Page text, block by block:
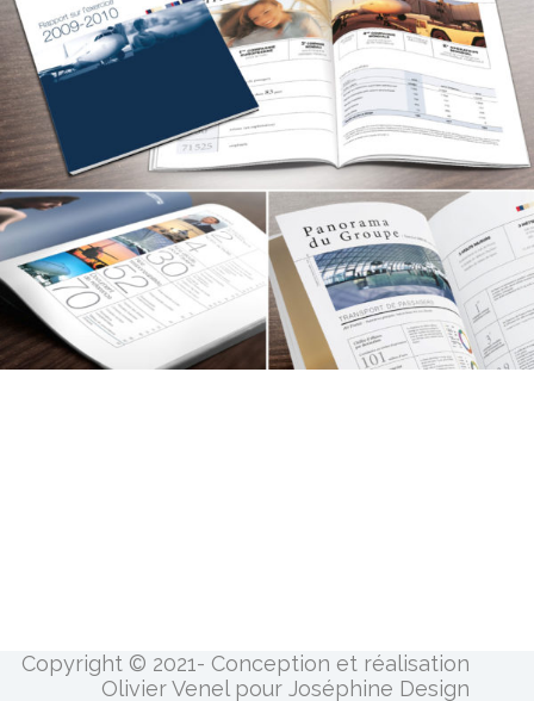
Copyright © 2021- Conception et réalisation
Olivier Venel pour Joséphine Design